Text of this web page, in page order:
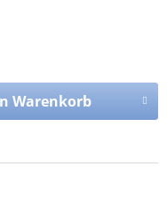
Warenkorb